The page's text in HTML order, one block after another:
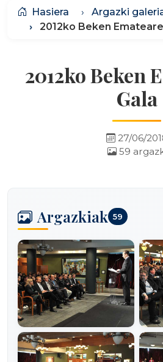
Hasiera Argazki
2012ko Beken
2012ko Beken
Gala
27/06/
59
Argazkiak 59